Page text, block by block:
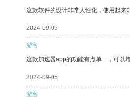
这款软件的设计非常人性化，使用起来
2024-09-05
游客
这款加速器app的功能有点单一，可以
2024-09-05
游客